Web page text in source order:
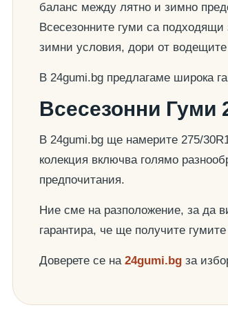
баланс между лятно и зимно
Всесезонните гуми са подходящи
зимни условия, дори от
В 24gumi.bg предлагаме широка
Всесезонни Гуми
В 24gumi.bg ще намерите 275/
колекция включва голямо
предпочитания.
Ние сме на разположение, за да
гарантира, че ще получите
Доверете се на 24gumi.bg за